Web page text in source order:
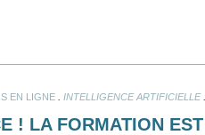
EN LIGNE INTELLIGENCE ARTIFICIELLE.
! LA FORMATION